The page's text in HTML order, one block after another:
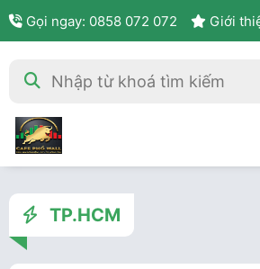
Gọi ngay: 0858 072 072 Giới
TP.HCM